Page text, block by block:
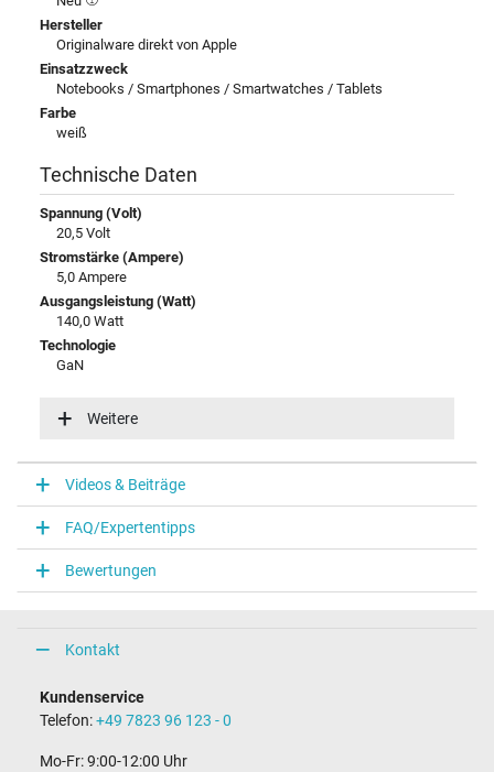
Hersteller
Originalware direkt von Apple
Einsatzzweck
Notebooks / Smartphones / Smartwatches / Tablets
Farbe
weiß
Technische Daten
Spannung (Volt)
20,5 Volt
Stromstärke (Ampere)
5,0 Ampere
Ausgangsleistung (Watt)
140,0 Watt
Technologie
GaN
100-240V / 50-60Hz
Notebook Stecker
Steckertyp / -form
USB-C / –
Maße
140 mm / 117 mm / 37 mm
Weitere Daten
Ja
Weitere
Videos & Beiträge
FAQ/Expertentipps
Bewertungen
Kontakt
Kundenservice
Telefon:+49 7823 96 123 - 0
Mo-Fr: 9:00-12:00 Uhr